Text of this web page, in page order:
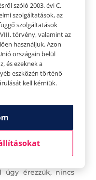
ellenére, hogy a
úgy érezzük, nincs
szóló 2003. évi C.
szolgáltatások, az
szolgáltatások
törvény, valamint az
használjuk. Azon
országain belül
és ezeknek a
eszközén történő
kell kérniük.